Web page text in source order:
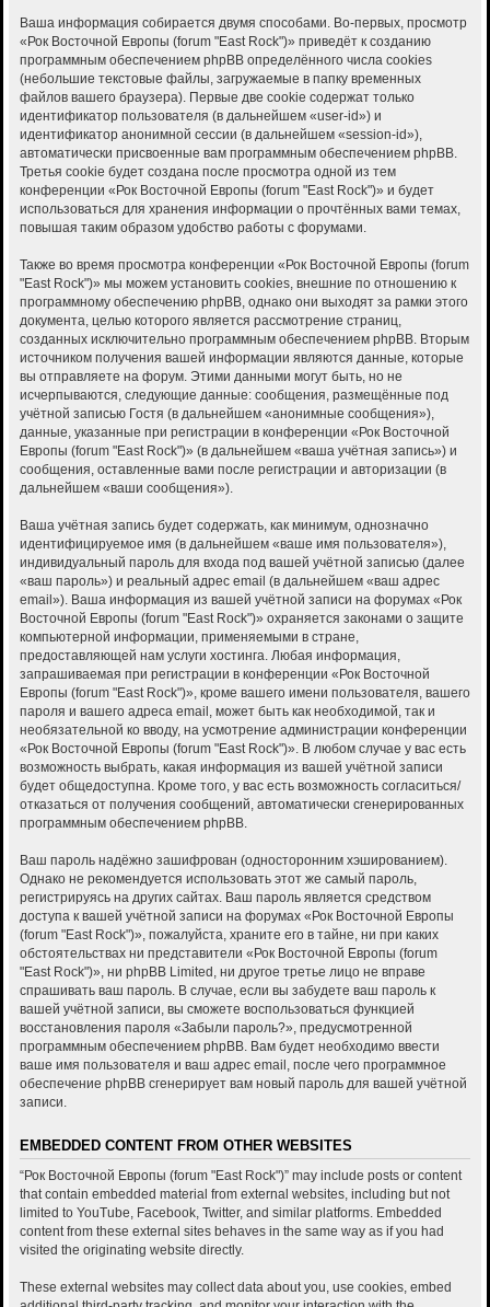
Ваша информация собирается двумя способами. Во-первых, просмотр
«Рок Восточной Европы (forum "East Rock")» приведёт к созданию
программным обеспечением phpBB определённого числа cookies
(небольшие текстовые файлы, загружаемые в папку временных
файлов вашего браузера). Первые две cookie содержат только
идентификатор пользователя (в дальнейшем «user-id») и
идентификатор анонимной сессии (в дальнейшем «session-id»),
автоматически присвоенные вам программным обеспечением phpBB.
Третья cookie будет создана после просмотра одной из тем
конференции «Рок Восточной Европы (forum "East Rock")» и будет
использоваться для хранения информации о прочтённых вами темах,
повышая таким образом удобство работы с форумами.
Также во время просмотра конференции «Рок Восточной Европы (forum
"East Rock")» мы можем установить cookies, внешние по отношению к
программному обеспечению phpBB, однако они выходят за рамки этого
документа, целью которого является рассмотрение страниц,
созданных исключительно программным обеспечением phpBB. Вторым
источником получения вашей информации являются данные, которые
вы отправляете на форум. Этими данными могут быть, но не
исчерпываются, следующие данные: сообщения, размещённые под
учётной записью Гостя (в дальнейшем «анонимные сообщения»),
данные, указанные при регистрации в конференции «Рок Восточной
Европы (forum "East Rock")» (в дальнейшем «ваша учётная запись») и
сообщения, оставленные вами после регистрации и авторизации (в
дальнейшем «ваши сообщения»).
Ваша учётная запись будет содержать, как минимум, однозначно
идентифицируемое имя (в дальнейшем «ваше имя пользователя»),
индивидуальный пароль для входа под вашей учётной записью (далее
«ваш пароль») и реальный адрес email (в дальнейшем «ваш адрес
email»). Ваша информация из вашей учётной записи на форумах «Рок
Восточной Европы (forum "East Rock")» охраняется законами о защите
компьютерной информации, применяемыми в стране,
предоставляющей нам услуги хостинга. Любая информация,
запрашиваемая при регистрации в конференции «Рок Восточной
Европы (forum "East Rock")», кроме вашего имени пользователя, вашего
пароля и вашего адреса email, может быть как необходимой, так и
необязательной ко вводу, на усмотрение администрации конференции
«Рок Восточной Европы (forum "East Rock")». В любом случае у вас есть
возможность выбрать, какая информация из вашей учётной записи
будет общедоступна. Кроме того, у вас есть возможность согласиться/
отказаться от получения сообщений, автоматически сгенерированных
программным обеспечением phpBB.
Ваш пароль надёжно зашифрован (односторонним хэшированием).
Однако не рекомендуется использовать этот же самый пароль,
регистрируясь на других сайтах. Ваш пароль является средством
доступа к вашей учётной записи на форумах «Рок Восточной Европы
(forum "East Rock")», пожалуйста, храните его в тайне, ни при каких
обстоятельствах ни представители «Рок Восточной Европы (forum
"East Rock")», ни phpBB Limited, ни другое третье лицо не вправе
спрашивать ваш пароль. В случае, если вы забудете ваш пароль к
вашей учётной записи, вы сможете воспользоваться функцией
восстановления пароля «Забыли пароль?», предусмотренной
программным обеспечением phpBB. Вам будет необходимо ввести
ваше имя пользователя и ваш адрес email, после чего программное
обеспечение phpBB сгенерирует вам новый пароль для вашей учётной
записи.
EMBEDDED CONTENT FROM OTHER WEBSITES
“Рок Восточной Европы (forum "East Rock")” may include posts or content
that contain embedded material from external websites, including but not
limited to YouTube, Facebook, Twitter, and similar platforms. Embedded
content from these external sites behaves in the same way as if you had
visited the originating website directly.
These external websites may collect data about you, use cookies, embed